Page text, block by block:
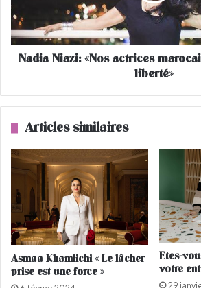
m
a
r
c
i
a
z
c
e
s
m
a
Nadia Niazi: «Nos actrices
liberté»
Articles similaires
Asmaa Khamlichi « Le lâcher
prise est une force »
Etes-
votre
29